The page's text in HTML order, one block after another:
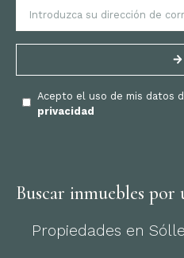
Acepto el uso de mis datos
privacidad
Buscar inmuebles por
Propiedades en